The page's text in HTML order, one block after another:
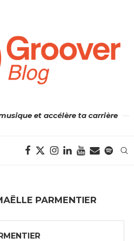
et accélère ta carrière
PARMENTIER